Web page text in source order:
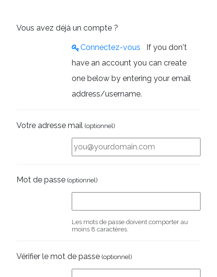
Vous avez déjà un compte ?
Connectez-vous
have an account you can create
one below by entering your email
address/username.
Votre adresse mail (optionnel)
Mot de passe (optionnel)
Les mots de passe doivent comporter au
moins 8 caractères.
Vérifier le mot de passe (optionnel)